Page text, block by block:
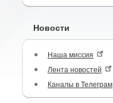
Новости
Наша миссия
Лента новостей
Каналы в Телеграм